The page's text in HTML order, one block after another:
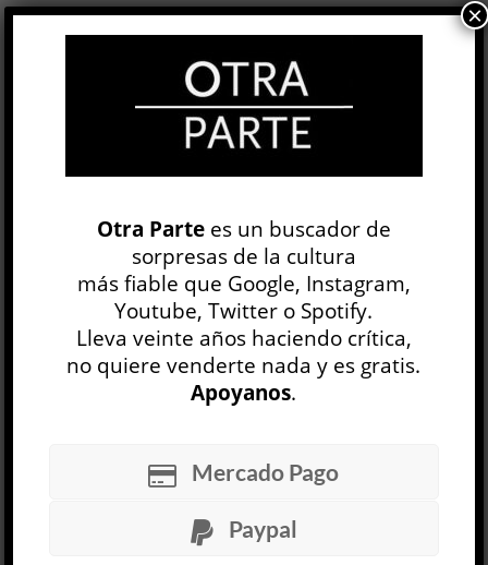
pensamiento de otra persona, sino a
Facebook 0 Twitter 1
ETIQUETAS BARBIE CINE FEMINISMO
FILM MUJERES MUÑECA
La Odiseade Nolan: entre la vigencia del
mito y la industria del asombro
sumergió en los relatos de la épica fundacional y
Otra Partees un buscador de
sorpresas de la cultura
más fiable que Google, Instagram,
Youtube, Twitter o Spotify.
Lleva veinte años haciendo crítica,
no quiere venderte nada y es gratis.
Apoyanos.
Mercado Pago
Paypal
×